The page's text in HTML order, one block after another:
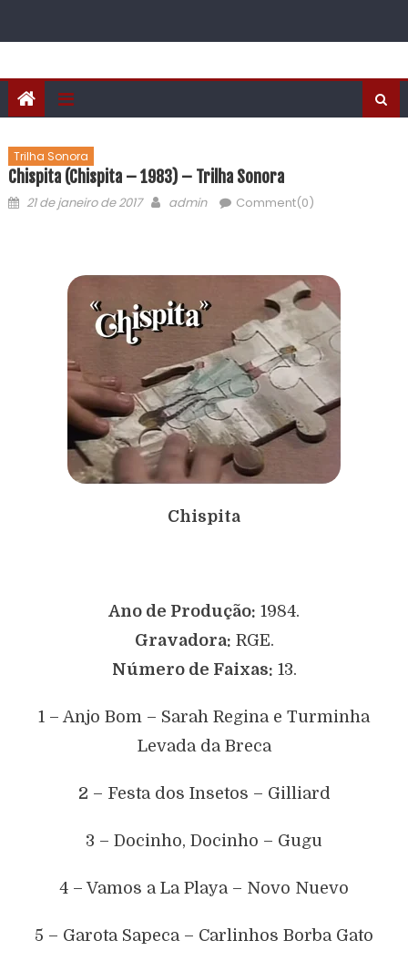
Trilha Sonora
Chispita (Chispita – 1983) – Trilha Sonora
21 de janeiro de 2017 admin Comment(0)
Chispita
Ano de Produção: 1984.
Gravadora: RGE.
Número de Faixas: 13.
1 – Anjo Bom – Sarah Regina e Turminha
Levada da Breca
2 – Festa dos Insetos – Gilliard
3 – Docinho, Docinho – Gugu
4 – Vamos a La Playa – Novo Nuevo
5 – Garota Sapeca – Carlinhos Borba Gato